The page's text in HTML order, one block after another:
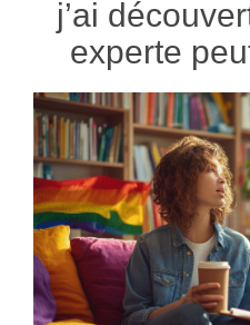
j’ai
experte